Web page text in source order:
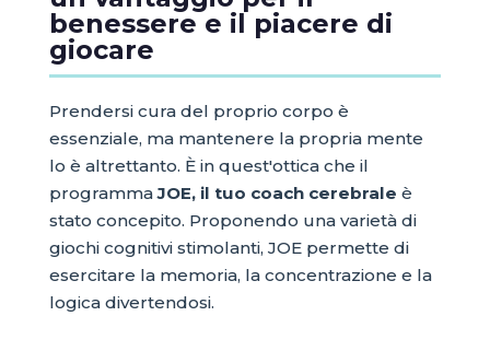
benessere e il piacere di
giocare
Prendersi cura del proprio corpo è
essenziale, ma mantenere la propria mente
lo è altrettanto. È in quest'ottica che il
programmaJOE, il tuo coach cerebrale è
stato concepito. Proponendo una varietà di
giochi cognitivi stimolanti, JOE permette di
esercitare la memoria, la concentrazione e la
logica divertendosi.